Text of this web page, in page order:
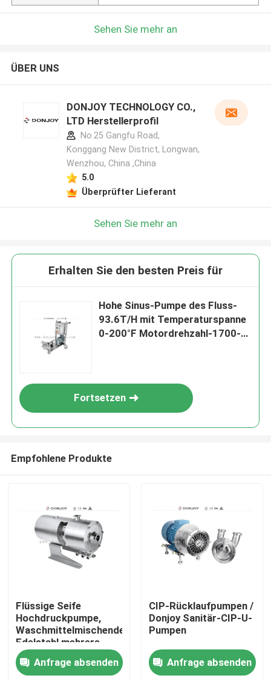
Zu Hause
Sehen Sie mehr an
ÜBER UNS
DONJOY TECHNOLOGY CO.,
LTD Herstellerprofil
No.25 Gangfu Road,
Konggang New District, Longwan,
Wenzhou, China ,China
5.0
Überprüfter Lieferant
Sehen Sie mehr an
Erhalten Sie den besten Preis für
Hohe Sinus-Pumpe des Fluss-
93.6T/H mit Temperaturspanne
0-200°F Motordrehzahl-1700-
Fortsetzen
Empfohlene Produkte
Flüssige Seife
Hochdruckpumpe,
Waschmittelmischende
Edelstahl mehrere
homogene Pumpen
Anfrage absenden
CIP-Rücklaufpumpen /
Donjoy Sanitär-CIP-U-
Pumpen
Anfrage absenden